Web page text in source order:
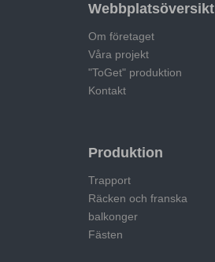
Webbplatsöversikt
Om företaget
Våra projekt
"ToGet" produktion
Kontakt
Produktion
Trapport
Räcken och franska
balkonger
Fästen